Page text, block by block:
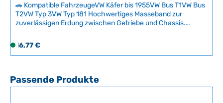
🚗 Kompatible FahrzeugeVW Käfer bis 1955VW Bus T1VW Bus
T2VW Typ 3VW Typ 181 Hochwertiges Masseband zur
zuverlässigen Erdung zwischen Getriebe und Chassis.
Wirkung der Gummilager und sorgt für optimale elektrische
Verbindung, besonders wichtig bei 6-Volt-Systemen.
Regelmäßige Kontrolle und rechtzeitiger Austausch bei
Elektrik. Technische Daten HerkunftslandBrasilien Original
VW-Nummer147971235, 443971235D
Regulärer Preis:
S
o
o
r
16,77 €
Produktgalerie überspringen
Passende Produkte